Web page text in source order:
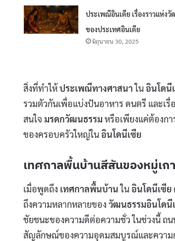
ประเพณีอินเดีย เรื่องราวแห่ง
ของประเทศอินเดีย
มิถุนายน 30, 2025
สิ่งที่ทำให้ประเพณีทางศาสนาในอินโดนี
รวมตัวกันเพื่อแบ่งปันอาหาร ดนตรี และเรื่
สนใจ มรดกวัฒนธรรม หรือเพียงแค่ต้องก
ของครอบครัวใหญ่ในอินโดนีเซีย
เทศกาลพื้นบ้านสีสันของหมู่เก
เมื่อพูดถึง เทศกาลพื้นบ้านในอินโดนีเซีย
ถึงความหลากหลายของ วัฒนธรรมอินโดนี
ชัยชนะของความดีต่อความชั่ว ในช่วงนี้ ถน
สัญลักษณ์ของความอุดมสมบูรณ์และควา